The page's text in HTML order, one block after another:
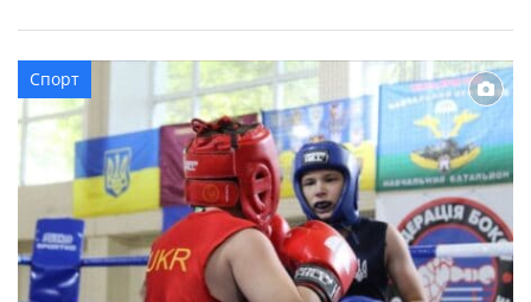
Зражевський відзначив кращих із кращих: Цього року
заслужені нагороди отримали 20 вихованців ліцеїв,
Центру дитячої та юнацької творчості, школи мистецтв
та ДЮСШ. Чудові музичні привітання подарував
вокально-хореографічний […]
Спорт